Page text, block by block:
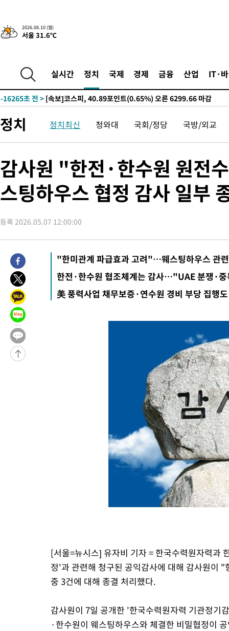
2026.08.10 (월)
서울 31.6℃
실시간 정치 국제 경제 금융 산업 IT·
평가 단축"
-22768초 전 >[속보]경찰, '내부 비리' 자진신고자 징계 감면…포상금 1억으
대
-22012초 전 >누그러진 극한 폭염…'낮 최고 34도' 무더위는 이어져[내일날
-16421초 전 >
[속보]원·달러 환율, 2.3원 오른 1418.4원 마감
-16265초 전 >
-16251초 전 > [속보]코스닥, 55.66포인트(6.97%) 오른 854.47 마감
-11435초 전 >
[속보]이 대통령 "2028년 중순까지 광주 군공항 기능 다른 군
-8585초 전 >포항스틸야드 관중석 천장 석재 낙하…K리그 전구장 긴급 점검
1시간 전 > [속보]코스닥 지수 5%대 급등에 '매수 사이드카' 발동
1시간 전 >[속보]원·달러 환율, 오전 9시 1410.3원
2시간 전 >[속보]코스닥, 8.85포인트(1.11%) 오른 807.66 개장
2시간 전 >[속보]지하철 1호선 상행선 용산역 무정차 통과…"집회·시위"
2시간 전 >'낮 최고 34도' 전국 더위 지속…강원·경상권 오전 비
-26213초 전 >
[단독]체온 40.6도 쓰러진 해명…"엄살"이라며 훈련강요
-25221초 전 >
[속보]강훈식 "충청권 246조·영남권 107조 투자 프로젝트 올
수"
-24868초 전 >
진…상생무역금융 5조 공급"
-24420초 전 >
[속보]강훈식 "연내 메가특구특별법 제정 추진…인허가·환경
평가 단축"
-22788초 전 >
-22032초 전 >
-18623초 전 >
제주 골프장서 멧돼지 출현 결국 사살…'이용객 대피'
-16441초 전 >
[속보]원·달러 환율, 2.3원 오른 1418.4원 마감
[속보]코스피, 40.89포인트(0.65%) 오른 6299.66 마감
[속보]코스닥, 55.66포인트(6.97%) 오른 854.47 마감
대포통장 107개로 불법도박 수익 5062억 세탁…19명 검거
[속보]이 대통령 "2028년 중순까지 광주 군공항 기능 다른 군
포항스틸야드 관중석 천장 석재 낙하…K리그 전구장 긴급 점검
[속보]'전장연 시위' 1호선 용산역 상행선 무정차 통과 종료
[속보]코스닥 지수 5%대 급등에 '매수 사이드카' 발동
[속보]원·달러 환율, 오전 9시 1410.3원
[속보]코스닥, 8.85포인트(1.11%) 오른 807.66 개장
[속보]코스피, 47.56포인트(0.76%) 오른 6306.33 개장
정치 정치최신 청와대 국회/정당 국방/외교
감사원 "한전·한수원 원전
스팅하우스 협정 감사 일부
등록 2026.05.07 12:00:00
"한미관계 파급효과 고려"…웨스팅하우스 관
한전·한수원 협조체계는 감사…"UAE 분쟁·
美 풍력사업 채무보증·연수원 경비 부당 집행
[서울=뉴시스] 유자비 기자 = 한국수력원자력과
정'과 관련해 청구된 공익감사에 대해 감사원이
중 3건에 대해 종결 처리했다.
감사원이 7일 공개한 '한국수력원자력 기관정기
·한수원이 웨스팅하우스와 체결한 비밀협정이